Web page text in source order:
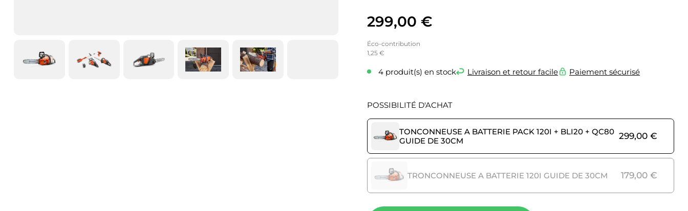
299,00 €
Éco-contribution
1,25 €
4 produit(s) en stock Livraison et retour facile Paiement sécurisé
POSSIBILITÉ D'ACHAT
TONCONNEUSE A BATTERIE PACK 120I + BLI20 + QC80
GUIDE DE 30CM
299,00 €
TRONCONNEUSE A BATTERIE 120I GUIDE DE 30CM 179,00 €